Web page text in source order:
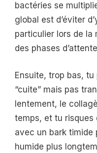
bactéries se
global est d’éviter
particulier lors de la
des phases
Ensuite, trop bas,
“cuite” mais pas
lentement, le
temps, et tu risques
avec un bark timide
humide plus